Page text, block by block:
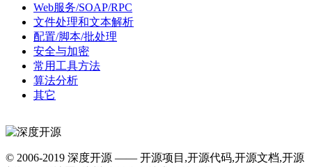
Web服务/SOAP/RPC
文件处理和文本解析
配置/脚本/批处理
安全与加密
常用工具方法
算法分析
其它
© 2006-2019 深度开源 —— 开源项目,开源代码,开源文档,开源